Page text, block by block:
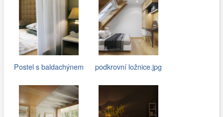
Postel s baldachýnem podkrovní ložnice.jpg